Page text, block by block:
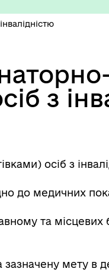
з
осіб з
до медичних
та
зазначену мету в